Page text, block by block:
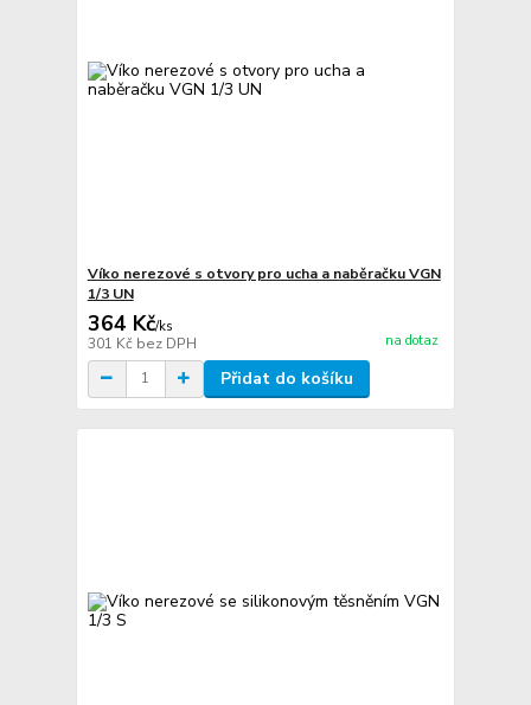
Víko nerezové s otvory pro ucha a naběračku VGN
1/3 UN
364 Kč/ks
301 Kč bez DPH na dotaz
Přidat do košíku